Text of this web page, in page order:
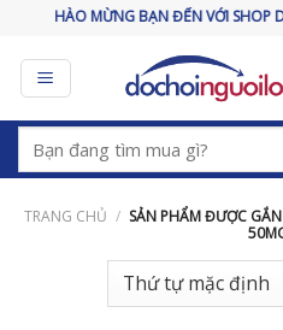
content
CHÀO MỪNG BẠN ĐẾN VỚI SHOP
Tìm
kiếm:
TRANG CHỦ / SẢN PHẨM ĐƯỢC